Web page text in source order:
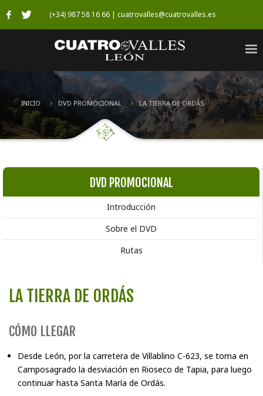
(+34) 987 58 16 66 | cuatrovalles@cuatrovalles.es
INICIO DVD PROMOCIONAL LA TIERRA DE ORDÁS
DVD PROMOCIONAL
Introducción
Sobre el DVD
Rutas
LA TIERRA DE ORDÁS
CÓMO LLEGAR
Desde León, por la carretera de Villablino C-623, se toma en
Camposagrado la desviación en Rioseco de Tapia, para luego
continuar hasta Santa María de Ordás.